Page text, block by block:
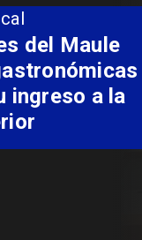
lidera la
para
Pehuenche
a Los